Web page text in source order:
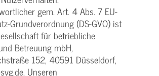
gem. Art. 4 Abs. 7 EU-
Grundverordnung (DS-GVO) ist
für betriebliche
Betreuung mbH,
152, 40591 Düsseldorf,
Unseren